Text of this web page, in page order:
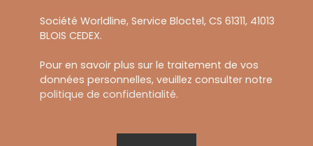
Société Worldline, Service Bloctel, CS 61311, 41013
BLOIS CEDEX.
Pour en savoir plus sur le traitement de vos
données personnelles, veuillez consulter notre
politique de confidentialité.